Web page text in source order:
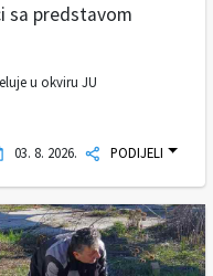
sa predstavom
u okviru JU
03. 8. 2026. PODIJELI